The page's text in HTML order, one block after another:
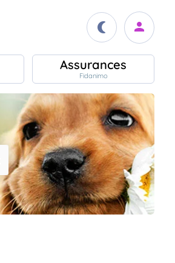
Assurances
Fidanimo